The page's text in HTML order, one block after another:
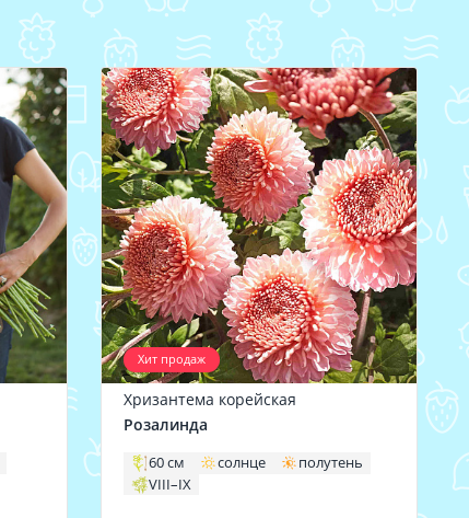
Хит продаж
Хризантема корейская
Розалинда
60 см солнце
полутень
VIII–IX